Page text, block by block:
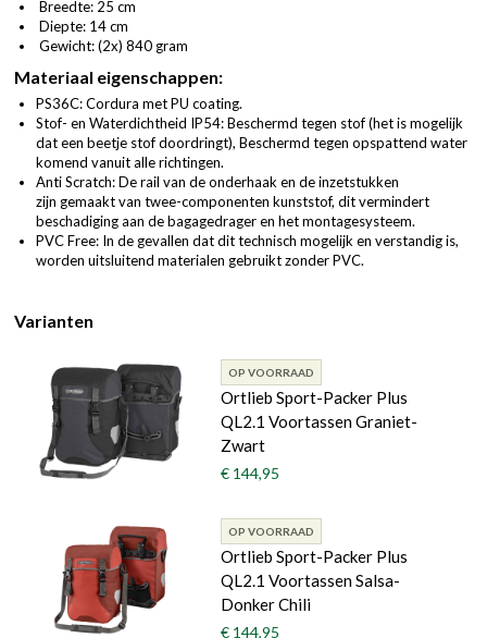
Breedte: 25 cm
Diepte: 14 cm
Gewicht: (2x) 840 gram
Materiaal eigenschappen:
PS36C: Cordura met PU coating.
Stof- en Waterdichtheid IP54: Beschermd tegen stof (het is mogelijk
dat een beetje stof doordringt), Beschermd tegen opspattend water
komend vanuit alle richtingen.
Anti Scratch: De rail van de onderhaak en de inzetstukken
zijn gemaakt van twee-componenten kunststof, dit vermindert
beschadiging aan de bagagedrager en het montagesysteem.
PVC Free: In de gevallen dat dit technisch mogelijk en verstandig is,
worden uitsluitend materialen gebruikt zonder PVC.
Varianten
OP VOORRAAD
Ortlieb Sport-Packer Plus
QL2.1 Voortassen Graniet-
Zwart
€ 144,95
OP VOORRAAD
Ortlieb Sport-Packer Plus
QL2.1 Voortassen Salsa-
Donker Chili
€ 144,95